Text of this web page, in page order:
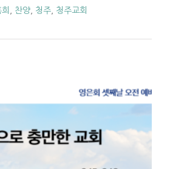
찬양 청주
청주교회